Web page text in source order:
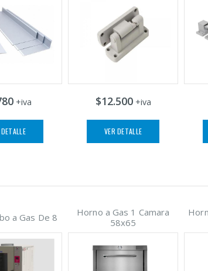
+iva $12.500+iva
VER DETALLE
a Gas De 8
Horno a Gas 1 Camara
58x65